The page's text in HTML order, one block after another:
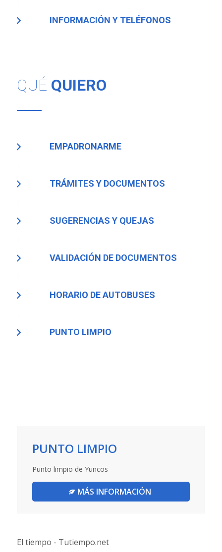
INFORMACIÓN Y TELÉFONOS
QUÉ QUIERO
EMPADRONARME
TRÁMITES Y DOCUMENTOS
SUGERENCIAS Y QUEJAS
VALIDACIÓN DE DOCUMENTOS
HORARIO DE AUTOBUSES
PUNTO LIMPIO
PUNTO LIMPIO
Punto limpio de Yuncos
MÁS INFORMACIÓN
El tiempo - Tutiempo.net